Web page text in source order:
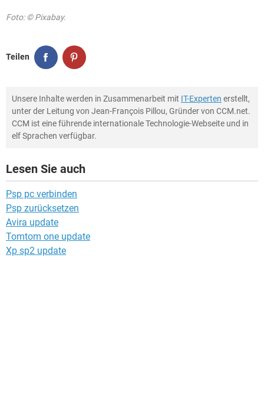
Foto: © Pixabay.
Teilen
Unsere Inhalte werden in Zusammenarbeit mit IT-Experten erstellt,
unter der Leitung von Jean-François Pillou, Gründer von CCM.net.
CCM ist eine führende internationale Technologie-Webseite und in
elf Sprachen verfügbar.
Lesen Sie auch
Psp pc verbinden
Psp zurücksetzen
Avira update
Tomtom one update
Xp sp2 update